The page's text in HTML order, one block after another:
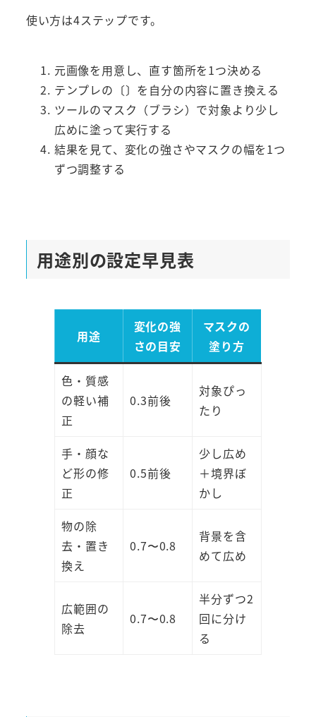
使い方は4ステップです。
元画像を用意し、直す箇所を1つ決める
テンプレの〔〕を自分の内容に置き換える
ツールのマスク（ブラシ）で対象より少し
広めに塗って実行する
結果を見て、変化の強さやマスクの幅を1つ
ずつ調整する
用途別の設定早見表
用途
変化の強
さの目安
マスクの
塗り方
色・質感
の軽い補
正
0.3前後
対象ぴっ
たり
手・顔な
ど形の修
正
0.5前後
少し広め
＋境界ぼ
かし
物の除
去・置き
換え
0.7〜0.8
背景を含
めて広め
広範囲の
除去
0.7〜0.8
半分ずつ2
回に分け
る